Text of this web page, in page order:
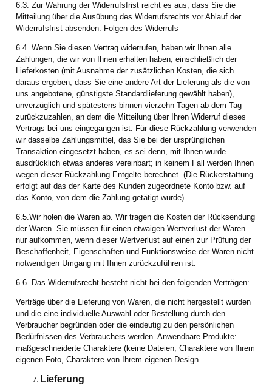
6.3. Zur Wahrung der Widerrufsfrist reicht es aus, dass Sie die
Mitteilung über die Ausübung des Widerrufsrechts vor Ablauf der
Widerrufsfrist absenden. Folgen des Widerrufs
6.4. Wenn Sie diesen Vertrag widerrufen, haben wir Ihnen alle
Zahlungen, die wir von Ihnen erhalten haben, einschließlich der
Lieferkosten (mit Ausnahme der zusätzlichen Kosten, die sich
daraus ergeben, dass Sie eine andere Art der Lieferung als die von
uns angebotene, günstigste Standardlieferung gewählt haben),
unverzüglich und spätestens binnen vierzehn Tagen ab dem Tag
zurückzuzahlen, an dem die Mitteilung über Ihren Widerruf dieses
Vertrags bei uns eingegangen ist. Für diese Rückzahlung verwenden
wir dasselbe Zahlungsmittel, das Sie bei der ursprünglichen
Transaktion eingesetzt haben, es sei denn, mit Ihnen wurde
ausdrücklich etwas anderes vereinbart; in keinem Fall werden Ihnen
wegen dieser Rückzahlung Entgelte berechnet. (Die Rückerstattung
erfolgt auf das der Karte des Kunden zugeordnete Konto bzw. auf
das Konto, von dem die Zahlung getätigt wurde).
6.5.Wir holen die Waren ab. Wir tragen die Kosten der Rücksendung
der Waren. Sie müssen für einen etwaigen Wertverlust der Waren
nur aufkommen, wenn dieser Wertverlust auf einen zur Prüfung der
Beschaffenheit, Eigenschaften und Funktionsweise der Waren nicht
notwendigen Umgang mit Ihnen zurückzuführen ist.
6.6. Das Widerrufsrecht besteht nicht bei den folgenden Verträgen:
Verträge über die Lieferung von Waren, die nicht hergestellt wurden
und die eine individuelle Auswahl oder Bestellung durch den
Verbraucher begründen oder die eindeutig zu den persönlichen
Bedürfnissen des Verbrauchers werden. Anwendbare Produkte:
maßgeschneiderte Charaktere (keine Dateien, Charaktere von Ihrem
eigenen Foto, Charaktere von Ihrem eigenen Design.
Lieferung